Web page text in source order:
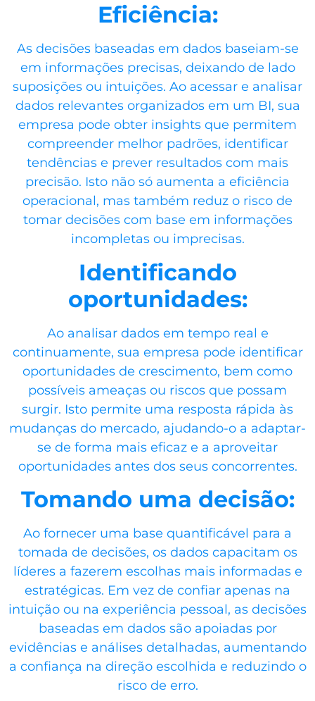
Eficiência:
As decisões baseadas em dados baseiam-se
em informações precisas, deixando de lado
suposições ou intuições. Ao acessar e analisar
dados relevantes organizados em um BI, sua
empresa pode obter insights que permitem
compreender melhor padrões, identificar
tendências e prever resultados com mais
precisão. Isto não só aumenta a eficiência
operacional, mas também reduz o risco de
tomar decisões com base em informações
incompletas ou imprecisas.
Identificando
oportunidades:
Ao analisar dados em tempo real e
continuamente, sua empresa pode identificar
oportunidades de crescimento, bem como
possíveis ameaças ou riscos que possam
surgir. Isto permite uma resposta rápida às
mudanças do mercado, ajudando-o a adaptar-
se de forma mais eficaz e a aproveitar
oportunidades antes dos seus concorrentes.
Tomando uma decisão:
Ao fornecer uma base quantificável para a
tomada de decisões, os dados capacitam os
líderes a fazerem escolhas mais informadas e
estratégicas. Em vez de confiar apenas na
intuição ou na experiência pessoal, as decisões
baseadas em dados são apoiadas por
evidências e análises detalhadas, aumentando
a confiança na direção escolhida e reduzindo o
risco de erro.